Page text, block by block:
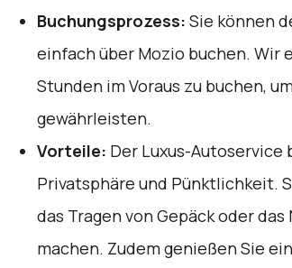
Buchungsprozess: Sie können
einfach über Mozio buchen. Wir
Stunden im Voraus zu buchen,
gewährleisten.
Vorteile: Der Luxus-
Privatsphäre und Pünktlichkeit.
das Tragen von Gepäck oder
machen. Zudem genießen Sie